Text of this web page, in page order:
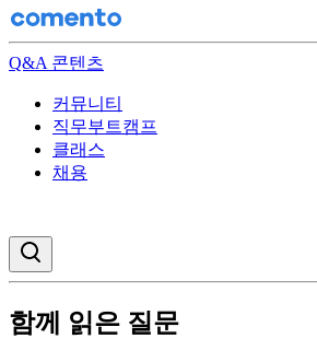
Q&A 콘텐츠
커뮤니티
직무부트캠프
클래스
채용
함께 읽은 질문